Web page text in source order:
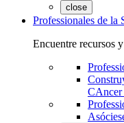
close
Professionales de la
Encuentre recursos